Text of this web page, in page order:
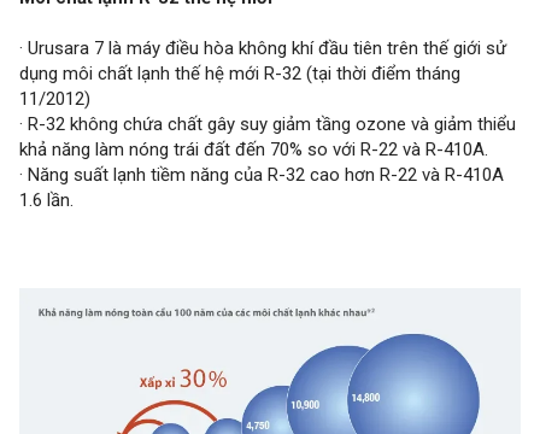
· Urusara 7 là máy điều hòa không khí đầu tiên trên thế giới sử
dụng môi chất lạnh thế hệ mới R-32 (tại thời điểm tháng
11/2012)
· R-32 không chứa chất gây suy giảm tầng ozone và giảm thiểu
khả năng làm nóng trái đất đến 70% so với R-22 và R-410A.
· Năng suất lạnh tiềm năng của R-32 cao hơn R-22 và R-410A
1.6 lần.